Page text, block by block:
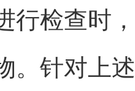
行检查时
。针对上